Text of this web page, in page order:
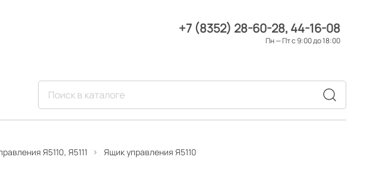
+7 (8352) 28-60-28 44-16-08
Пн — Пт с 9:00 до 18:00
Я5110, Я5111
Ящик управления Я5110